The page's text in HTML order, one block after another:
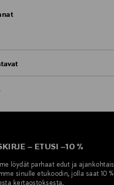
automaattiin tai noutopisteeseen
Wolt
PALAUTUSOHJEET
– ETUSI –10 %
löydät parhaat edut ja
sinulle etukoodin, jolla saat 10